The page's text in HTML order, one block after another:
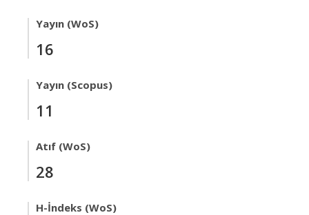
Yayın (WoS)
16
Yayın (Scopus)
11
Atıf (WoS)
28
H-İndeks (WoS)